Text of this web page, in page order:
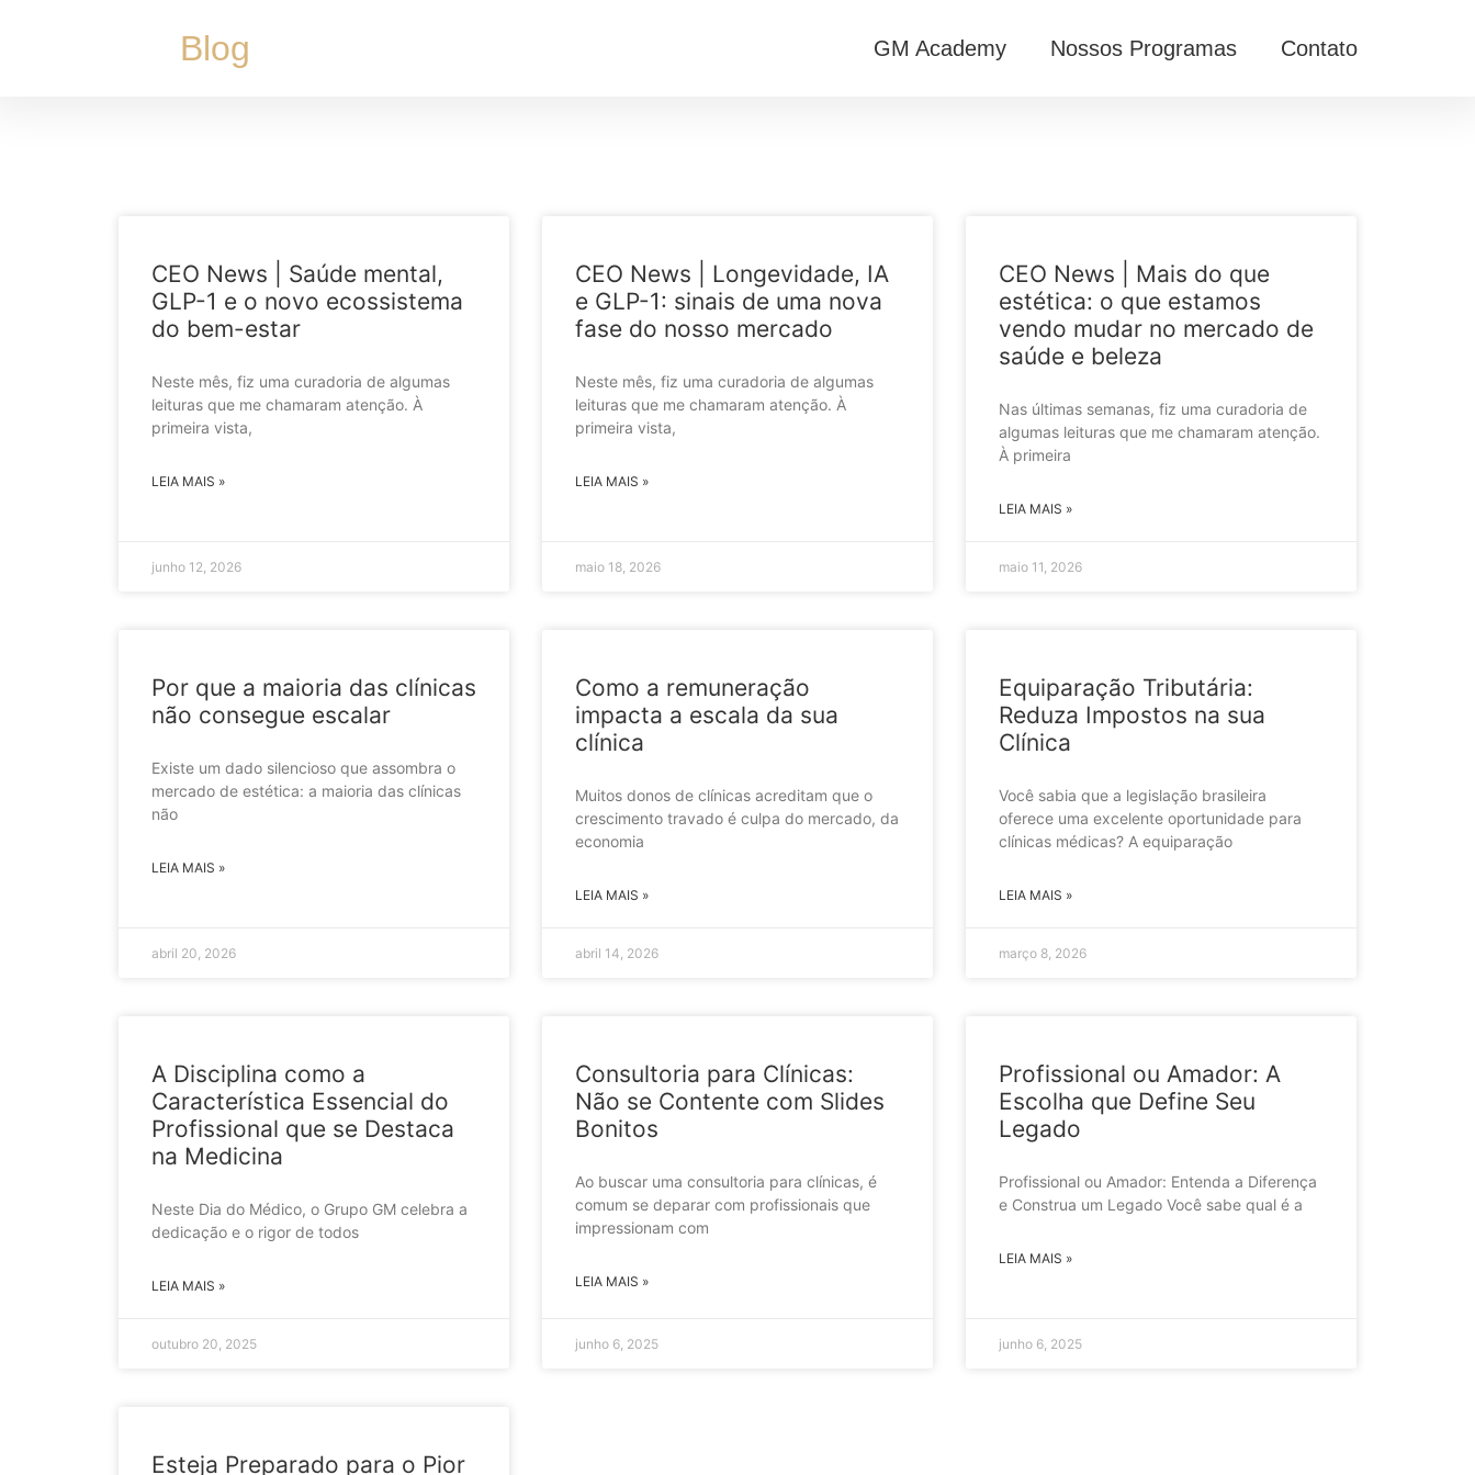
Blog GM Academy Nossos Programas Contato
CEO News | Saúde mental,
GLP-1 e o novo ecossistema
do bem-estar
Neste mês, fiz uma curadoria de algumas
leituras que me chamaram atenção. À
primeira vista,
LEIA MAIS »
junho 12, 2026
CEO News | Longevidade, IA
e GLP-1: sinais de uma nova
fase do nosso mercado
Neste mês, fiz uma curadoria de algumas
leituras que me chamaram atenção. À
primeira vista,
LEIA MAIS »
maio 18, 2026
CEO News | Mais do que
estética: o que estamos
vendo mudar no mercado de
saúde e beleza
Nas últimas semanas, fiz uma curadoria de
algumas leituras que me chamaram atenção.
À primeira
LEIA MAIS »
maio 11, 2026
Por que a maioria das clínicas
não consegue escalar
Existe um dado silencioso que assombra o
mercado de estética: a maioria das clínicas
não
LEIA MAIS »
abril 20, 2026
Como a remuneração
impacta a escala da sua
clínica
Muitos donos de clínicas acreditam que o
crescimento travado é culpa do mercado, da
economia
LEIA MAIS »
abril 14, 2026
Equiparação Tributária:
Reduza Impostos na sua
Clínica
Você sabia que a legislação brasileira
oferece uma excelente oportunidade para
clínicas médicas? A equiparação
LEIA MAIS »
março 8, 2026
A Disciplina como a
Característica Essencial do
Profissional que se Destaca
na Medicina
Neste Dia do Médico, o Grupo GM celebra a
dedicação e o rigor de todos
LEIA MAIS »
outubro 20, 2025
Consultoria para Clínicas:
Não se Contente com Slides
Bonitos
Ao buscar uma consultoria para clínicas, é
comum se deparar com profissionais que
impressionam com
LEIA MAIS »
junho 6, 2025
Profissional ou Amador: A
Escolha que Define Seu
Legado
Profissional ou Amador: Entenda a Diferença
e Construa um Legado Você sabe qual é a
LEIA MAIS »
junho 6, 2025
Esteja Preparado para o Pior